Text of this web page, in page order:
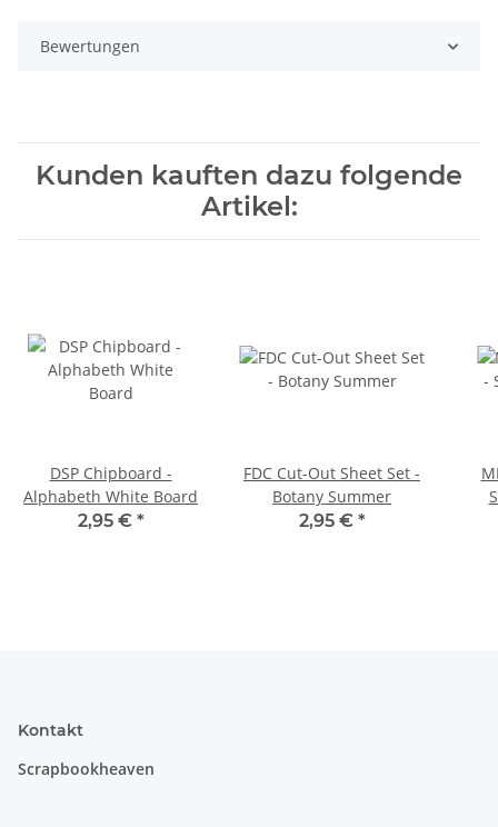
Bewertungen
Kunden kauften dazu folgende
Artikel:
DSP Chipboard -
Alphabeth White Board
2,95 € *
FDC Cut-Out Sheet Set -
Botany Summer
2,95 € *
Kontakt
Scrapbookheaven